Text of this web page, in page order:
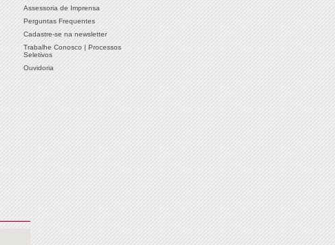
Assessoria de Imprensa
Perguntas Frequentes
Cadastre-se na newsletter
Trabalhe Conosco | Processos
Seletivos
Ouvidoria